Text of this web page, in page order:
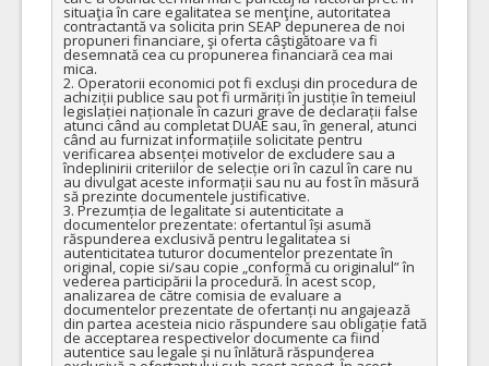
situaţia în care egalitatea se menţine, autoritatea
contractantă va solicita prin SEAP depunerea de noi
propuneri financiare, şi oferta câştigătoare va fi
desemnată cea cu propunerea financiară cea mai
mica.
2. Operatorii economici pot fi excluși din procedura de
achiziții publice sau pot fi urmăriți în justiție în temeiul
legislației naționale în cazuri grave de declarații false
atunci când au completat DUAE sau, în general, atunci
când au furnizat informațiile solicitate pentru
verificarea absenței motivelor de excludere sau a
îndeplinirii criteriilor de selecție ori în cazul în care nu
au divulgat aceste informații sau nu au fost în măsură
să prezinte documentele justificative.
3. Prezumția de legalitate si autenticitate a
documentelor prezentate: ofertantul își asumă
răspunderea exclusivă pentru legalitatea si
autenticitatea tuturor documentelor prezentate în
original, copie si/sau copie „conformă cu originalul” în
vederea participării la procedură. În acest scop,
analizarea de către comisia de evaluare a
documentelor prezentate de ofertanți nu angajează
din partea acesteia nicio răspundere sau obligație fată
de acceptarea respectivelor documente ca fiind
autentice sau legale și nu înlătură răspunderea